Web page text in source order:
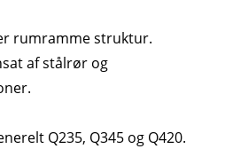
rumramme struktur.
af stålrør og
Q235, Q345 og Q420.